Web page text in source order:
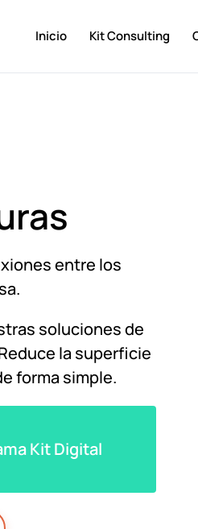
Inicio Kit Consulting
entre los
soluciones de
la superficie
forma simple.
Kit Digital